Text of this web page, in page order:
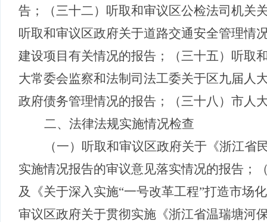
告 ；（三十二） 听取和审议区公检法司机关
听取和审议区政府关于道路交通安全管理情
建设项目有关情况的报告 ；（三十五） 听取
大常委会监察和法制司法工委关于区九届人
政府债务管理情况的报告 ；（三十八） 市人
二、法律法规实施情况检查
（一）听取和审议区政府关于《浙江
实施情况报告的审议意见落实情况的报告；
及《关于深入实施“一号改革工程”打造市场
审议区政府关于贯彻实施《浙江省温瑞塘河